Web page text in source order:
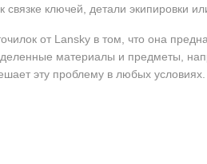
связке ключей, детали экипировки
от Lansky в том, что она
материалы и предметы,
эту проблему в любых условиях.